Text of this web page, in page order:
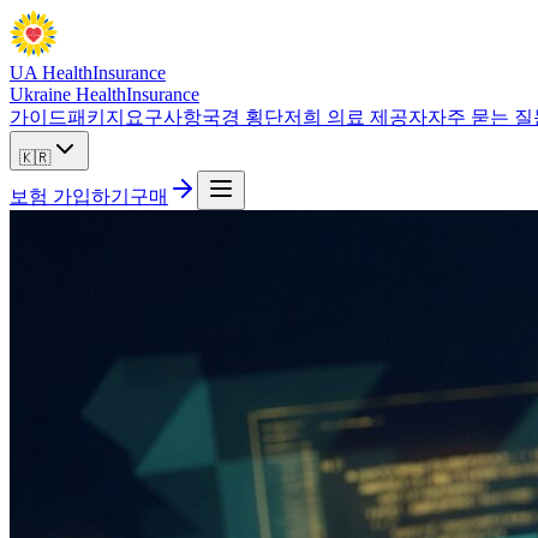
UA HealthInsurance
Ukraine HealthInsurance
가이드패키지 요구사항국경 횡단저희 의료 제공자자주 묻는 질
🇰🇷
보험 가입하기 구매